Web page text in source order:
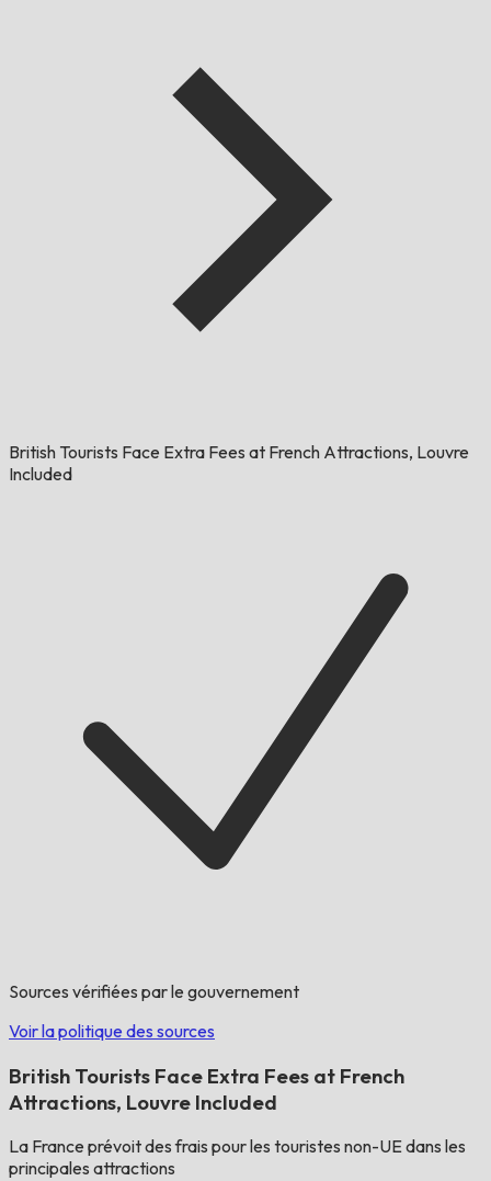
British Tourists Face Extra Fees at French Attractions, Louvre
Included
Sources vérifiées par le gouvernement
Voir la politique des sources
British Tourists Face Extra Fees at French
Attractions, Louvre Included
La France prévoit des frais pour les touristes non-UE dans les
principales attractions